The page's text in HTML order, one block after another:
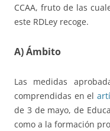
CCAA, fruto de las
este RDLey recoge.
A) Ámbito
Las medidas
comprendidas en el
de 3 de mayo, de
como a la formación